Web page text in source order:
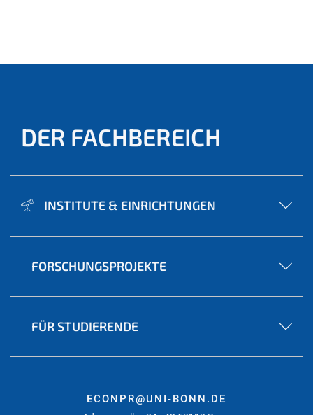
DER FACHBEREICH
INSTITUTE & EINRICHTUNGEN
FORSCHUNGSPROJEKTE
FÜR STUDIERENDE
ECONPR@UNI-BONN.DE